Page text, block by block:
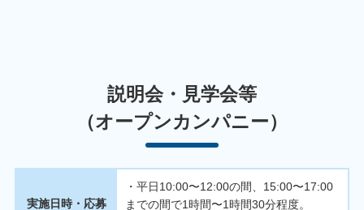
説明会・見学会等
（オープンカンパニー）
実施日時・応募
・平日10:00〜12:00の間、15:00〜17:00
までの間で1時間〜1時間30分程度。